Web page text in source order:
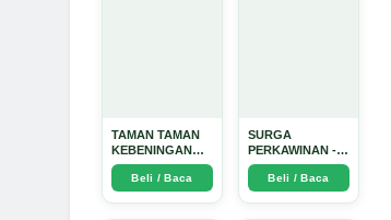
TAMAN TAMAN
KEBENINGAN
HATI - Arda
DinataBeli / Baca
SURGA
PERKAWINAN -
Arda Dinata
Beli / Baca